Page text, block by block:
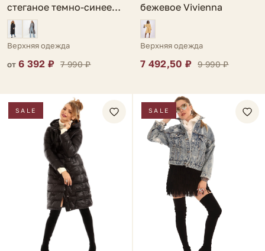
стеганое темно-синее
Alpino
Верхняя одежда
от 6 392 ₽ 7 990 ₽
бежевое Vivienna
Верхняя одежда
7 492,50 ₽ 9 990 ₽
SALE SALE